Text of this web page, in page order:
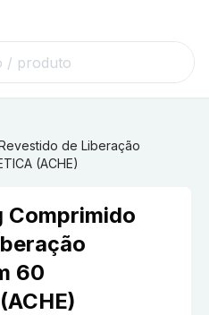
de Liberação
(ACHE)
Comprimido
60